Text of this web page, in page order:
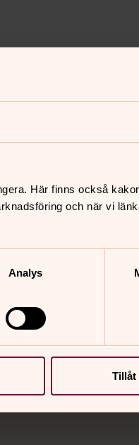
Här finns också
och när vi
Analys
Tillåt
till?